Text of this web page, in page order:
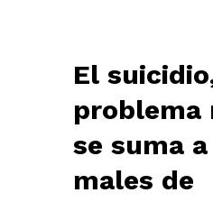
El
problema
se suma
males de